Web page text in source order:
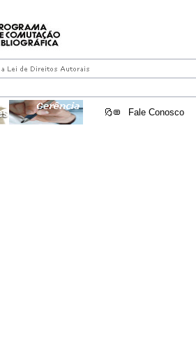
Fale Conosco